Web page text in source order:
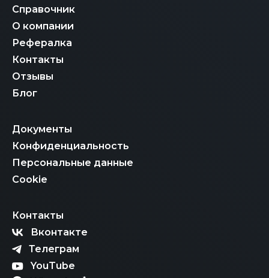
Справочник
О компании
Рефералка
Контакты
Отзывы
Блог
Документы
Конфиденциальность
Персональные данные
Cookie
Контакты
Вконтакте
Телеграм
YouTube